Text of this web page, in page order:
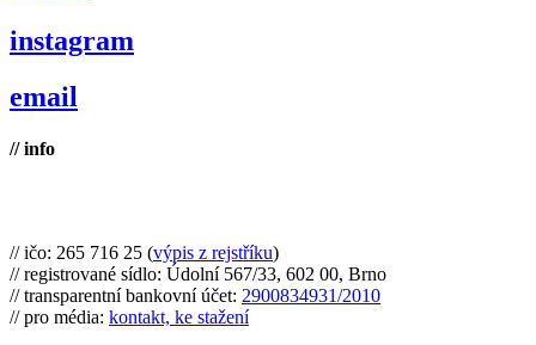
instagram
email
// info
// ičo: 265 716 25 (výpis z rejstříku)
// registrované sídlo: Údolní 567/33, 602 00, Brno
// transparentní bankovní účet: 2900834931/2010
// pro média: kontakt, ke stažení